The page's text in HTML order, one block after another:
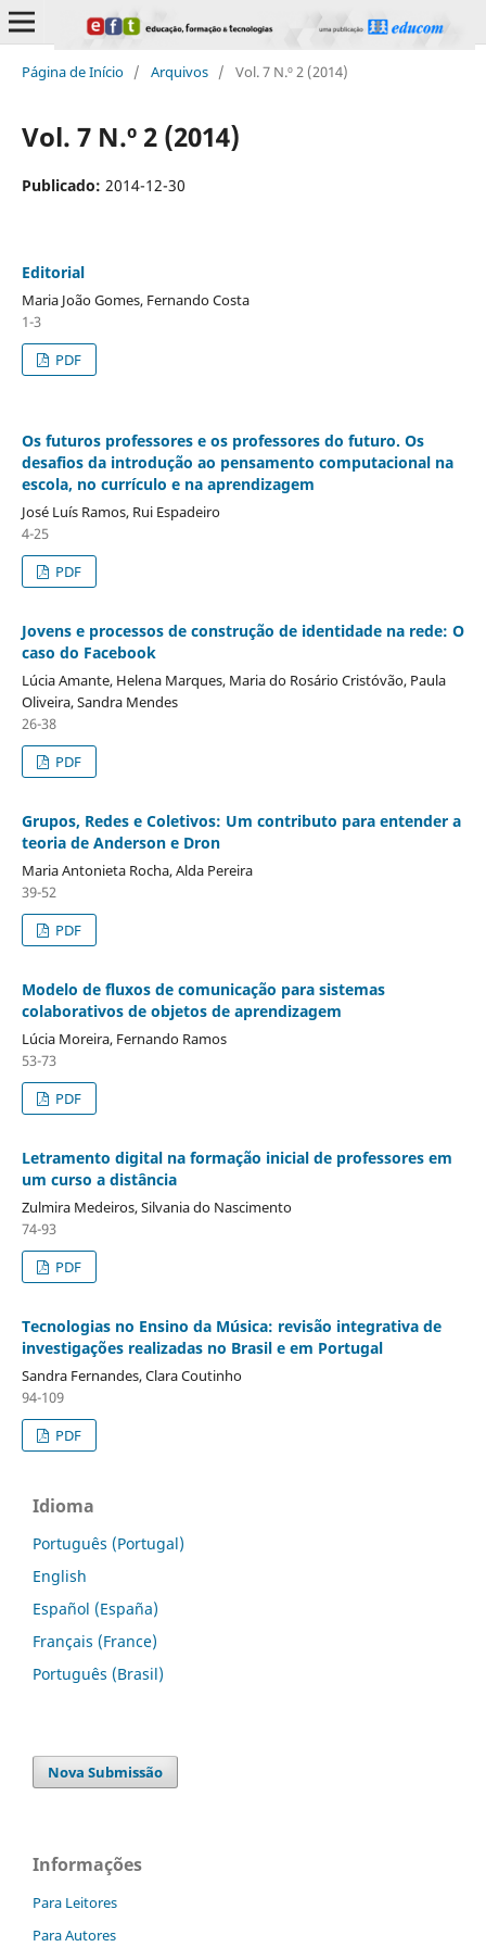
Página de Início / Arquivos / Vol. 7 N.º 2 (2014)
Vol. 7 N.º 2 (2014)
Publicado: 2014-12-30
Editorial
Maria João Gomes, Fernando Costa
1-3
PDF
Os futuros professores e os professores do futuro. Os
desafios da introdução ao pensamento computacional na
escola, no currículo e na aprendizagem
José Luís Ramos, Rui Espadeiro
4-25
PDF
Jovens e processos de construção de identidade na rede: O
caso do Facebook
Lúcia Amante, Helena Marques, Maria do Rosário Cristóvão, Paula
Oliveira, Sandra Mendes
26-38
PDF
Grupos, Redes e Coletivos: Um contributo para entender a
teoria de Anderson e Dron
Maria Antonieta Rocha, Alda Pereira
39-52
PDF
Modelo de fluxos de comunicação para sistemas
colaborativos de objetos de aprendizagem
Lúcia Moreira, Fernando Ramos
53-73
PDF
Letramento digital na formação inicial de professores em
um curso a distância
Zulmira Medeiros, Silvania do Nascimento
74-93
PDF
Tecnologias no Ensino da Música: revisão integrativa de
investigações realizadas no Brasil e em Portugal
Sandra Fernandes, Clara Coutinho
94-109
PDF
Idioma
Português (Portugal)
English
Español (España)
Français (France)
Português (Brasil)
Nova Submissão
Informações
Para Leitores
Para Autores